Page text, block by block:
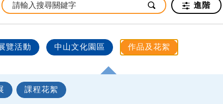
進階
覽活動 中山文化園區 作品及花絮
課程花絮